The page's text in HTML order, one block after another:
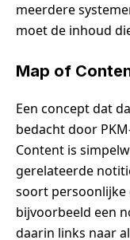
meerdere
moet de inhoud
Map of
Een concept dat
bedacht door
Content is
gerelateerde
soort persoonlijke
bijvoorbeeld een
daarin links naar